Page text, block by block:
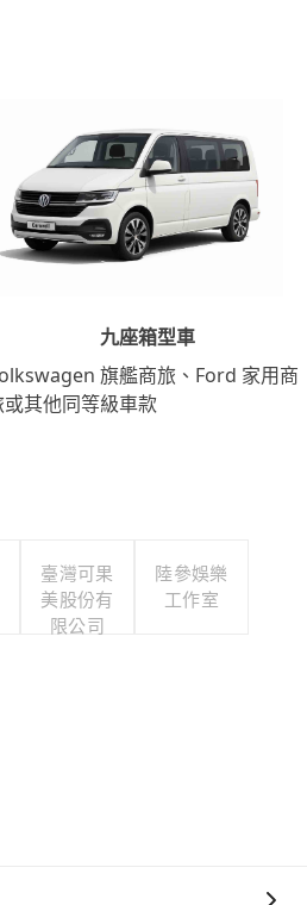
九座箱型車
旗艦商旅、Ford 家用商
或其他同等級車款
臺灣可果
美股份有
限公司
陸參娛樂
工作室